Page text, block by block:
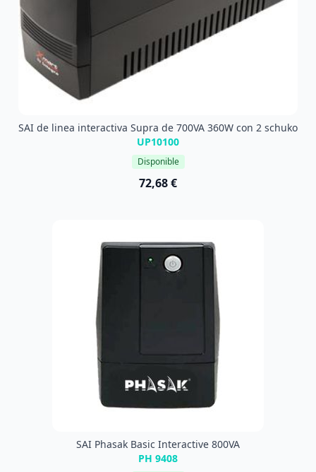
SAI de linea interactiva Supra de 700VA 360W con 2 schuko
UP10100
Disponible
72,68 €
SAI Phasak Basic Interactive 800VA
PH 9408